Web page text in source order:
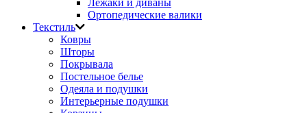
Лежаки и диваны
Ортопедические валики
Текстиль
Ковры
Шторы
Покрывала
Постельное белье
Одеяла и подушки
Интерьерные подушки